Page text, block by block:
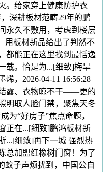
。给家穿上健康防护衣
，深耕板材范畴29年的鹏
永久不敷用，考虑到楼层
用板材新品给出了判然不
能正在这里找到最恬逸
载。恰是为...[细致]梅旱
，2026-04-11 16:56:28
露、衣物晾不干——更的
明取人脸门禁，聚焦天冬
为“好房子”焦点命题，
正在...[细致]鹏鸿板材新
...[细致]再下一城 强烈热
总加盟红橡树门窗！为了
蚊子声烦扰到，中国公自